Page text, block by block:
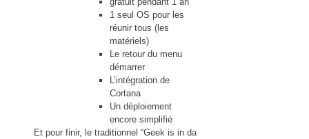
1 seul OS pour les
réunir tous (les
matériels)
Le retour du menu
démarrer
L’intégration de
Cortana
Un déploiement
encore simplifié
Et pour finir, le traditionnel “Geek is in da